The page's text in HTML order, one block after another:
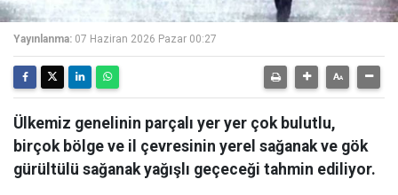
Yayınlanma: 07 Haziran 2026 Pazar 00:27
Ülkemiz genelinin parçalı yer yer çok bulutlu,
birçok bölge ve il çevresinin yerel sağanak ve gök
gürültülü sağanak yağışlı geçeceği tahmin ediliyor.